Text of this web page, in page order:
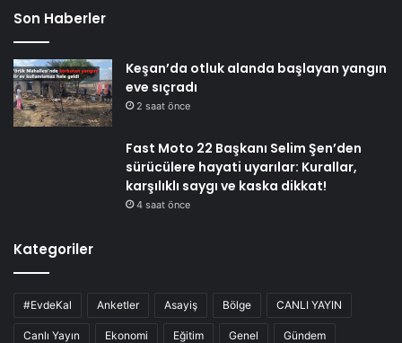
Son Haberler
Keşan’da otluk alanda başlayan yangın
eve sıçradı
2 saat önce
Fast Moto 22 Başkanı Selim Şen’den
sürücülere hayati uyarılar: Kurallar,
karşılıklı saygı ve kaska dikkat!
4 saat önce
Kategoriler
#EvdeKal Anketler Asayiş Bölge CANLI YAYIN
Canlı Yayın Ekonomi Eğitim Genel Gündem